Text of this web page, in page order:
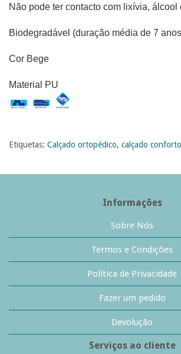
Não pode ter contacto com lixívia, álcool
Biodegradável (duração média de 7
Cor Bege
Material PU
Etiquetas: Calçado ortopédico, calçado conforto
Informações
Sobre Nós
Termos e Condições
Política de Privacidade
Fazer um pedido
Devolução
Serviços ao cliente